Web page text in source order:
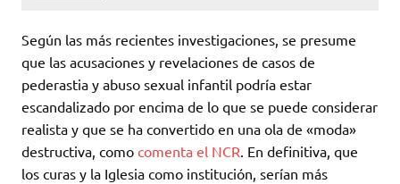
Según las más recientes investigaciones, se presume
que las acusaciones y revelaciones de casos de
pederastia y abuso sexual infantil podría estar
escandalizado por encima de lo que se puede considerar
realista y que se ha convertido en una ola de «moda»
destructiva, como comenta el NCR. En definitiva, que
los curas y la Iglesia como institución, serían más